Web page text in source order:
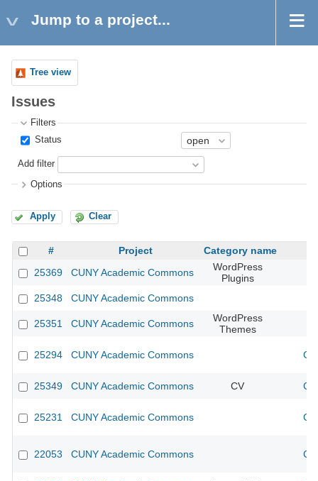
Jump to a project...
Tree view
Issues
Filters
Status
Add filter
Options
Apply Clear
# Project
Category name
25369
CUNY Academic Commons
WordPress
Plugins
25348
CUNY Academic Commons
25351 CUNY Academic Commons
WordPress
Themes
25294 CUNY Academic Commons
25349 CUNY Academic Commons CV
25231 CUNY Academic Commons
22053 CUNY Academic Commons